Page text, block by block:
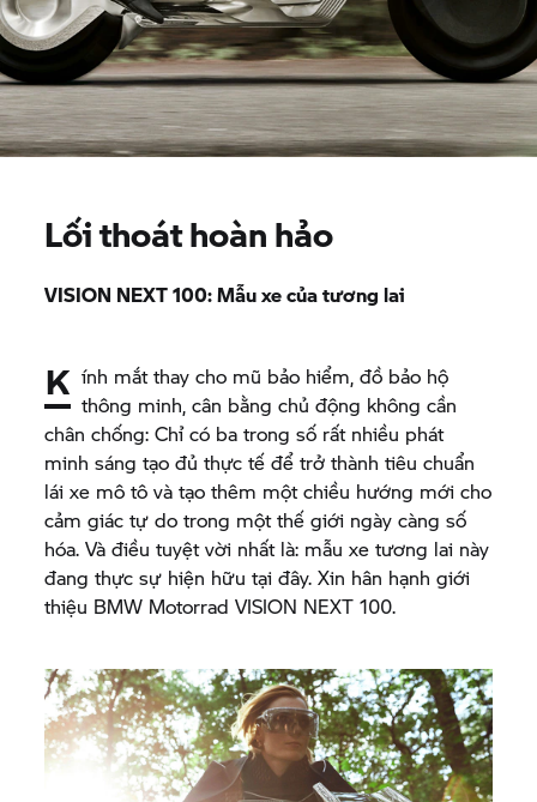
Lối thoát hoàn hảo
VISION NEXT 100: Mẫu xe của tương lai
K ính mắt thay cho mũ bảo hiểm, đồ bảo hộ
thông minh, cân bằng chủ động không cần
chân chống: Chỉ có ba trong số rất nhiều phát
minh sáng tạo đủ thực tế để trở thành tiêu chuẩn
lái xe mô tô và tạo thêm một chiều hướng mới cho
cảm giác tự do trong một thế giới ngày càng số
hóa. Và điều tuyệt vời nhất là: mẫu xe tương lai này
đang thực sự hiện hữu tại đây. Xin hân hạnh giới
thiệu BMW Motorrad VISION NEXT 100.